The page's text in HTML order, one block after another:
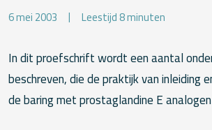
6 mei 2003 Leestijd 8 minuten
In dit proefschrift wordt een aantal
beschreven, die de praktijk van inleiding
de baring met prostaglandine E